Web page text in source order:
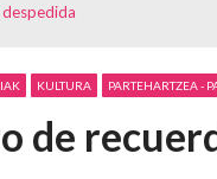
KULTURA PARTEHARTZEA -
de